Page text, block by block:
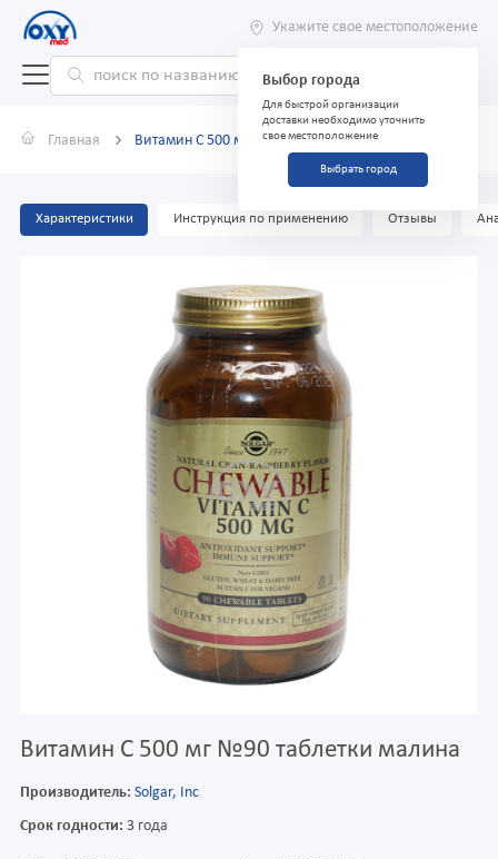
Укажите свое местоположение
Выбор города
Для быстрой организации
доставки необходимо уточнить
свое местоположение
Выбрать город
Главная Витамин С 500 мг №90 таблетки малина
Характеристики Инструкция по применению Отзывы
Витамин С 500 мг №90 таблетки малина
Производитель: Solgar, Inc
Срок годности: 3 года